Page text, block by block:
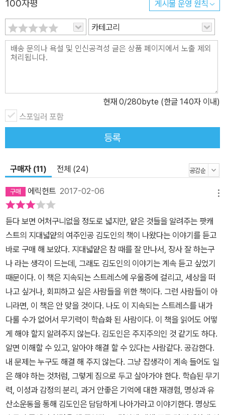
들에게 ‘커피 한 잔 마시는 정도의 가벼운 습관’으로도 생활이 달라지
는 경험을 전하고 싶었다고 저자는 말한다. 자전거 타는 방법을 열심
히 읽는다고 해서 바로 자전거를 탈 수 있는 것은 아니다. 이론만 가지
고는 자기가 겪는 특유의 감정과 신체 변화를 알 수 없다. 『숨쉬듯 가
‘민감성’에 따라 달라지기도 하는데, 이 때문에 어느 한 가지 방법으로
내면을 보살핀다는 것은 불가능하다. 저자 김도인은 무조건 ‘이렇게
하라’고 주문하지 않는다. 다만 일상을 잠시 멈추고 ‘홀로 있는 시
간’을 통해 자신의 내면 곳곳을 이해하도록 안내한다. 상처를 피하며
고민하는 이들에게 이 책을 권한다. 그야말로 숨 쉬듯 가볍게 마주할
100자평 게시물 운영 원칙
카테고리
현재 0/280byte (한글 140자 이내)
스포일러 포함
등록
구매자 (11) 전체 (24)
에릭헌트 2017-02-06
듣다 보면 어처구니없을 정도로 넓지만, 얕은 것들을 알려주는 팟캐
스트의 지대넓얕의 여주인공 김도인의 책이 나왔다는 이야기를 듣고
바로 구매 해 보았다. 지대넓얕은 참 때를 잘 만나서, 장사 잘 하는구
나 라는 생각이 드는데, 그래도 김도인의 이야기는 계속 듣고 싶었기
때문이다. 이 책은 지속되는 스트레스에 우울증에 걸리고, 세상을 떠
나고 싶거나, 회피하고 싶은 사람들을 위한 책이다. 그런 사람들이 아
니라면, 이 책은 안 맞을 것이다. 나도 이 지속되는 스트레스를 내가
다룰 수가 없어서 무기력이 학습화 된 사람이다. 이 책을 읽어도 어떻
게 해야 할지 알려주지 않는다. 김도인은 주지주의인 것 같기도 하다.
알면 이해할 수 있고, 알아야 해결 할 수 있다는 사람같다. 공감한다.
내 문제는 누구도 해결 해 주지 않는다. 그냥 잡생각이 계속 들어도 일
은 해야 하는 것처럼, 그렇게 짐으로 두고 살아가야 한다. 학습된 무기
력, 이성과 감정의 분리, 과거 안좋은 기억에 대한 재경험, 명상과 유
산소운동을 통해 김도인은 담담하게 나아가라고 이야기한다. 명상도